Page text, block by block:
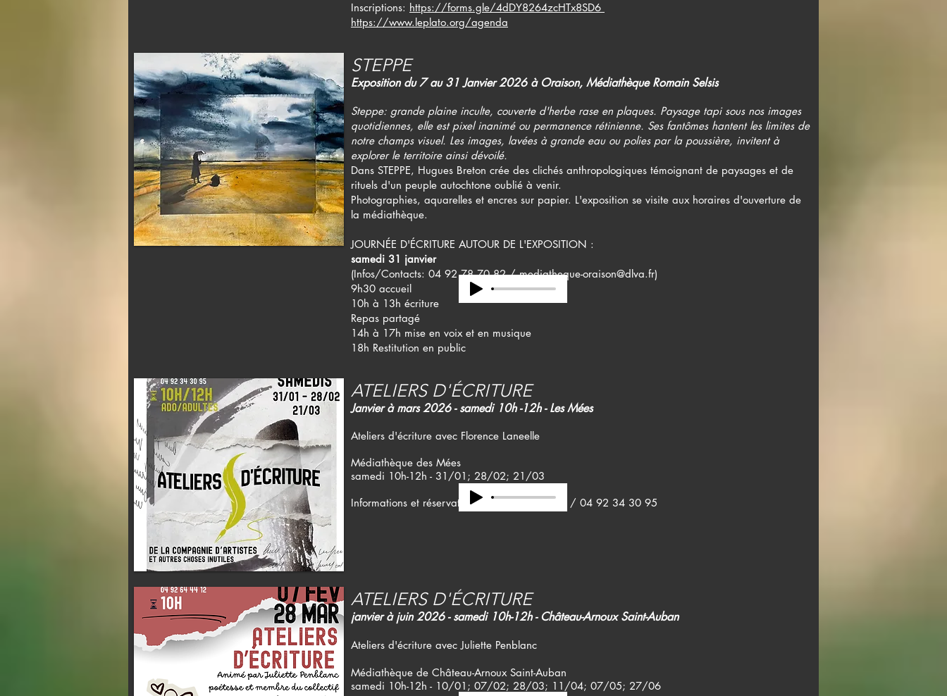
Inscriptions: https://forms.gle/4dDY8264zcHTx8SD6
https://www.leplato.org/agenda
STEPPE
Exposition du 7 au 31 Janvier 2026 à Oraison, Médiathèque Romain Selsis
Steppe: grande plaine inculte, couverte d'herbe rase en plaques. Paysage tapi sous nos images
quotidiennes, elle est pixel inanimé ou permanence rétinienne. Ses fantômes hantent les limites de
notre champs visuel. Les images, lavées à grande eau ou polies par la poussière, invitent à
explorer le territoire ainsi dévoilé.
Dans STEPPE, Hugues Breton crée des clichés anthropologiques témoignant de paysages et de
rituels d'un peuple autochtone oublié à venir.
Photographies, aquarelles et encres sur papier. L'exposition se visite aux horaires d'ouverture de
la médiathèque.
JOURNÉE D'ÉCRITURE AUTOUR DE L'EXPOSITION :
samedi 31 janvier
(Infos/Contacts: 04 92 78 70 82 /mediatheque-oraison@dlva.fr)
9h30 accueil
10h à 13h écriture
Repas partagé
14h à 17h mise en voix et en musique
18h Restitution en public
ATELIERS D'ÉCRITURE
Janvier à mars 2026 - samedi 10h -12h - Les Mées
Ateliers d'écriture avec Florence Laneelle
Médiathèque des Mées
samedi 10h-12h - 31/01; 28/02; 21/03
​Informations et réservation :
lesmees@paam.fr / 04 92 34 30 95
ATELIERS D'ÉCRITURE
janvier à juin 2026 - samedi 10h-12h - Château-Arnoux Saint-Auban
Ateliers d'écriture avec Juliette Penblanc
Médiathèque de Château-Arnoux Saint-Auban
samedi 10h-12h - 10/01; 07/02; 28/03; 11/04; 07/05; 27/06